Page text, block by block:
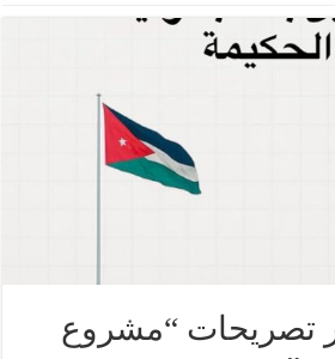
تصريحات “مشروع